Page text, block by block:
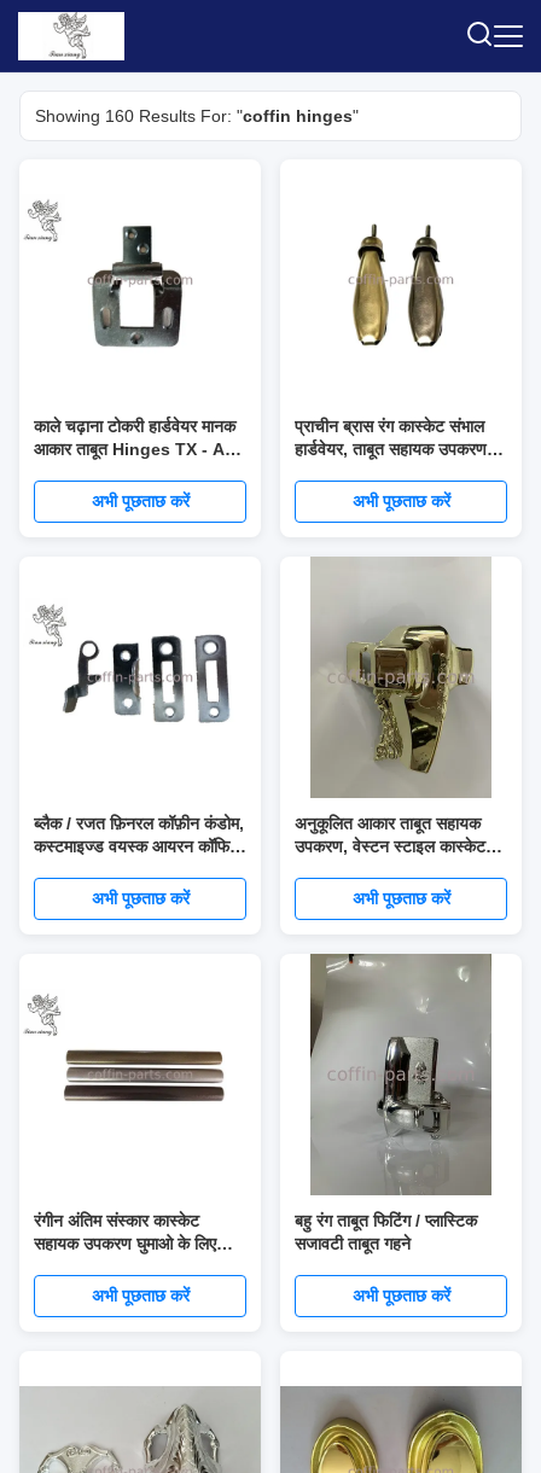
Showing 160 Results For: "coffin hinges"
काले चढ़ाना टोकरी हार्डवेयर मानक
आकार ताबूत Hinges TX - A33
अभी पूछताछ करें
प्राचीन ब्रास रंग कास्केट संभाल
हार्डवेयर, ताबूत सहायक उपकरण
अभी पूछताछ करें
ब्लैक / रजत फ़िनरल कॉफ़ीन कंडोम,
कस्टमाइज्ड वयस्क आयरन कॉफिन
अभी पूछताछ करें
अनुकूलित आकार ताबूत सहायक
उपकरण, वेस्टन स्टाइल कास्केट
अभी पूछताछ करें
रंगीन अंतिम संस्कार कास्केट
सहायक उपकरण घुमाओ के लिए
अभी पूछताछ करें
बहु रंग ताबूत फिटिंग / प्लास्टिक
सजावटी ताबूत गहने
अभी पूछताछ करें